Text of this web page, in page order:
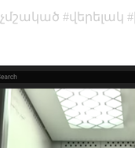
չմշակած վերելակ